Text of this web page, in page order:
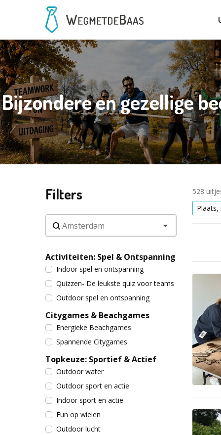
Bijzondere en gezellige
Filters
Activiteiten: Spel & Ontspanning
Indoor spel en ontspanning
Quizzen- De leukste quiz voor teams
Outdoor spel en ontspanning
Citygames & Beachgames
Energieke Beachgames
Spannende Citygames
Topkeuze: Sportief & Actief
Outdoor water
Outdoor sport en actie
Indoor sport en actie
Fun op wielen
Outdoor lucht
528